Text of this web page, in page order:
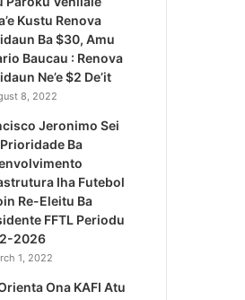
Kustu Renova
Ba $30, Amu
Baucau : Renova
Ne’e $2 De’it
8, 2022
Jeronimo Sei
Ba
Iha Futebol
Re-Eleitu Ba
FFTL Periodu
2026
1, 2022
Ona KAFI Atu